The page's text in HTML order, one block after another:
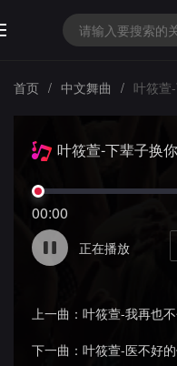
首页 / 中文舞曲 / 叶筱萱
叶筱萱-下辈子换
00:00
正在播放
上一曲： 叶筱萱-我再也
下一曲： 叶筱萱-医不好的伤